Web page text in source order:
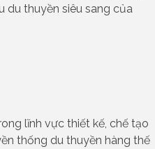
du thuyền siêu sang của
lĩnh vực thiết kế, chế tạo
thống du thuyền hàng thế